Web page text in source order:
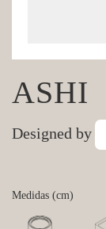
ASHI
Designed by
Medidas (cm)